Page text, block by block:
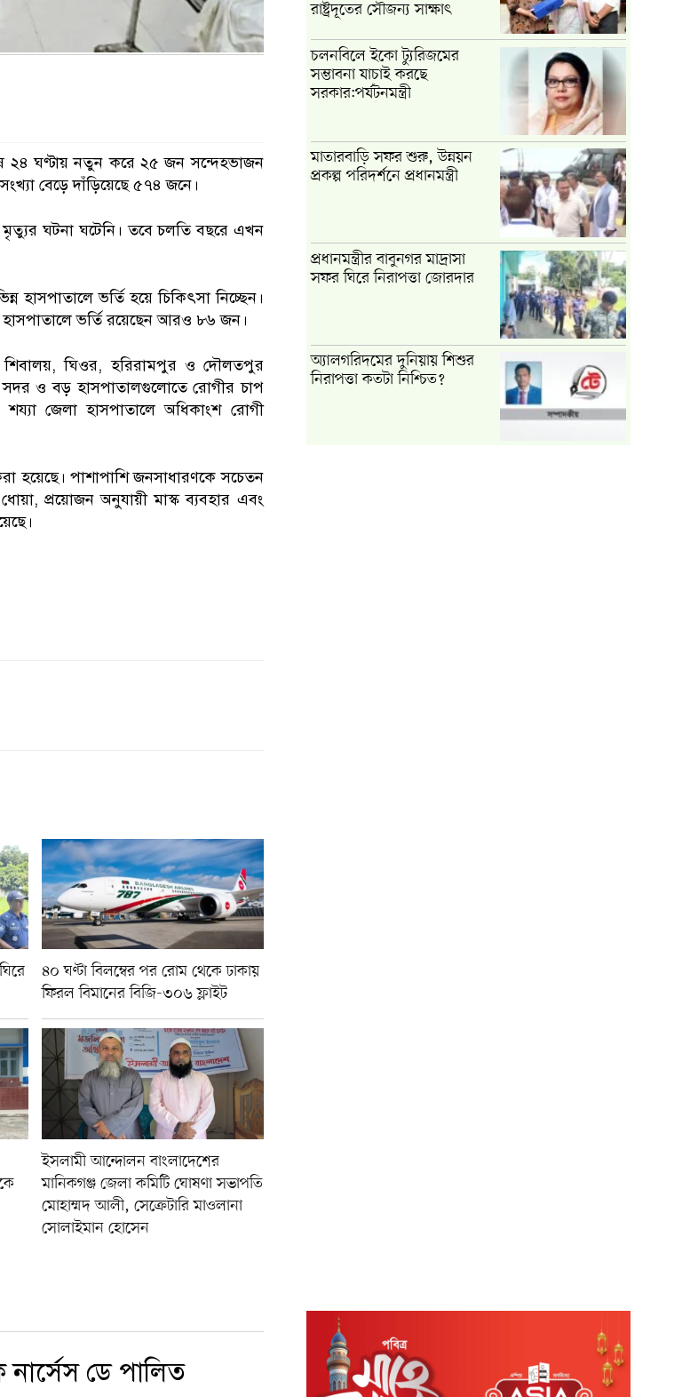
২৪ ঘণ্টায় নতুন করে ২৫ জন সন্দেহভাজন
বেড়ে দাঁড়িয়েছে ৫৭৪ জনে।
ঘটনা ঘটেনি। তবে চলতি বছরে এখন
হাসপাতালে ভর্তি হয়ে চিকিৎসা নিচ্ছেন।
হাসপাতালে ভর্তি রয়েছেন আরও ৮৬ জন।
শিবালয়, ঘিওর, হরিরামপুর ও দৌলতপুর
ও বড় হাসপাতালগুলোতে রোগীর চাপ
জেলা হাসপাতালে অধিকাংশ রোগী
হয়েছে। পাশাপাশি জনসাধারণকে সচেতন
প্রয়োজন অনুযায়ী মাস্ক ব্যবহার এবং
৪০ ঘণ্টা বিলম্বের পর রোম থেকে ঢাকায়
ফিরল বিমানের বিজি-৩০৬ ফ্লাইট
ইসলামী আন্দোলন বাংলাদেশের
মানিকগঞ্জ জেলা কমিটি ঘোষণা সভাপতি
মোহাম্মদ আলী, সেক্রেটারি মাওলানা
সোলাইমান হোসেন
রাষ্ট্রদূতের সৌজন্য সাক্ষাৎ
চলনবিলে ইকো ট্যুরিজমের
সম্ভাবনা যাচাই করছে
সরকার:পর্যটনমন্ত্রী
মাতারবাড়ি সফর শুরু, উন্নয়ন
প্রকল্প পরিদর্শনে প্রধানমন্ত্রী
প্রধানমন্ত্রীর বাবুনগর মাদ্রাসা
সফর ঘিরে নিরাপত্তা জোরদার
অ্যালগরিদমের দুনিয়ায় শিশুর
নিরাপত্তা কতটা নিশ্চিত?